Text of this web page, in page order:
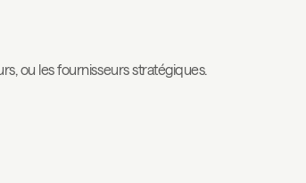
ou les fournisseurs stratégiques.